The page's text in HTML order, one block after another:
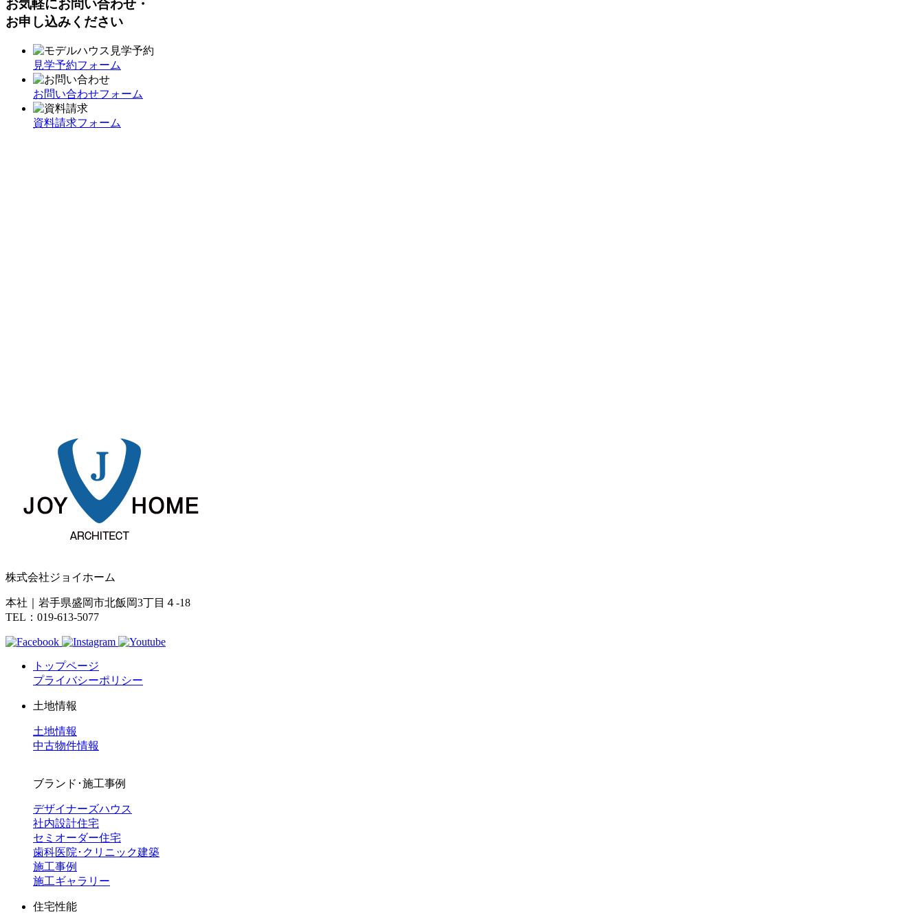
お気軽にお問い合わせ・
お申し込みください
見学予約フォーム
お問い合わせフォーム
資料請求フォーム
株式会社ジョイホーム
本社｜岩手県盛岡市北飯岡3丁目４-18
TEL：019-613-5077
トップページ
プライバシーポリシー
土地情報
土地情報
中古物件情報
ブランド･施工事例
デザイナーズハウス
社内設計住宅
セミオーダー住宅
歯科医院･クリニック建築
施工事例
施工ギャラリー
住宅性能